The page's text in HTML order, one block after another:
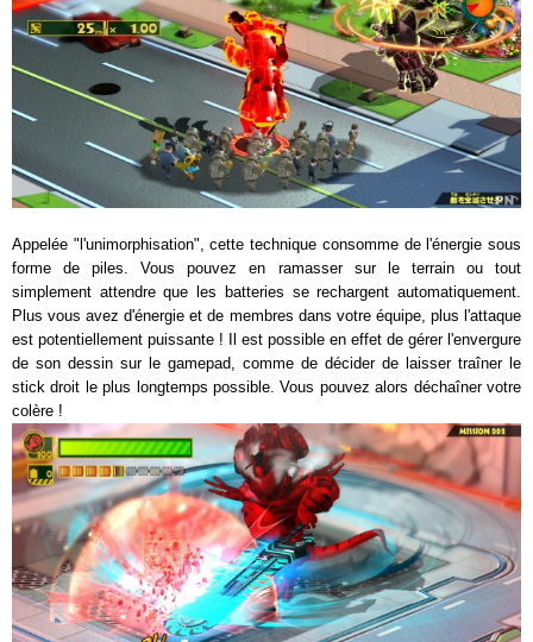
Appelée "l'unimorphisation", cette technique consomme de l'énergie sous
forme de piles. Vous pouvez en ramasser sur le terrain ou tout
simplement attendre que les batteries se rechargent automatiquement.
Plus vous avez d'énergie et de membres dans votre équipe, plus l'attaque
est potentiellement puissante ! Il est possible en effet de gérer l'envergure
de son dessin sur le gamepad, comme de décider de laisser traîner le
stick droit le plus longtemps possible. Vous pouvez alors déchaîner votre
colère !